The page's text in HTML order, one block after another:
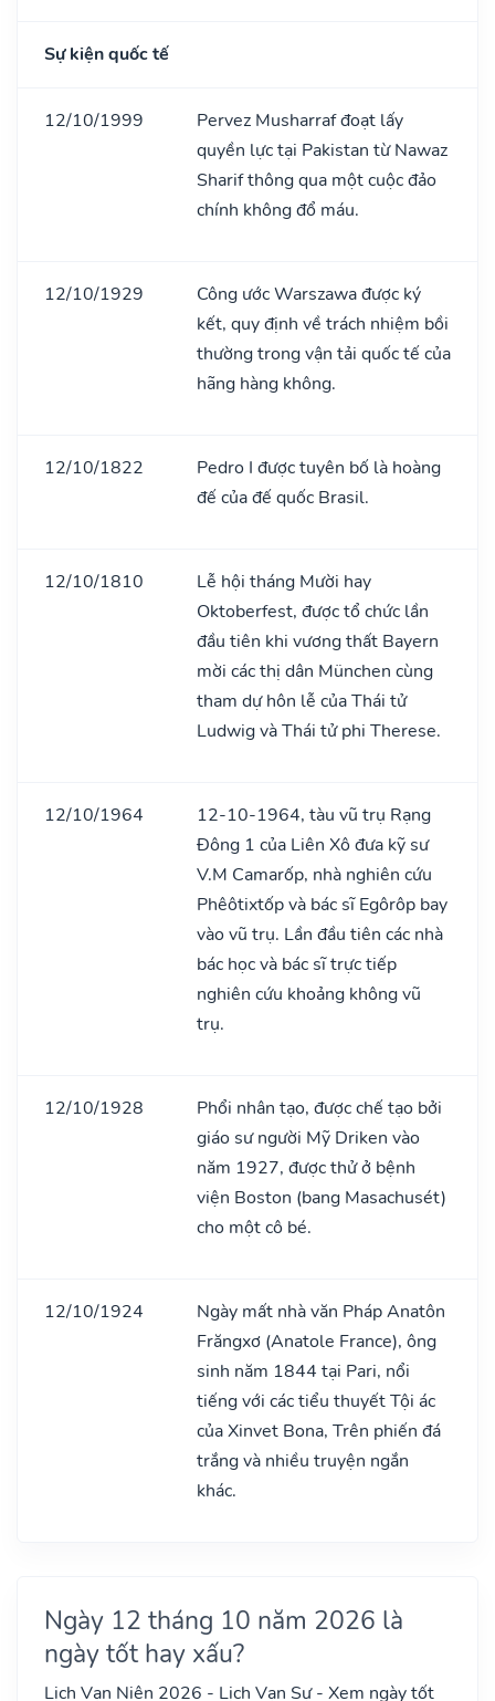
Sự kiện quốc tế
12/10/1999
Pervez Musharraf đoạt lấy
quyền lực tại Pakistan từ Nawaz
Sharif thông qua một cuộc đảo
chính không đổ máu.
12/10/1929
Công ước Warszawa được ký
kết, quy định về trách nhiệm bồi
thường trong vận tải quốc tế của
hãng hàng không.
12/10/1822
Pedro I được tuyên bố là hoàng
đế của đế quốc Brasil.
12/10/1810
Lễ hội tháng Mười hay
Oktoberfest, được tổ chức lần
đầu tiên khi vương thất Bayern
mời các thị dân München cùng
tham dự hôn lễ của Thái tử
Ludwig và Thái tử phi Therese.
12/10/1964
12-10-1964, tàu vũ trụ Rạng
Đông 1 của Liên Xô đưa kỹ sư
V.M Camarốp, nhà nghiên cứu
Phêôtixtốp và bác sĩ Egôrôp bay
vào vũ trụ. Lần đầu tiên các nhà
bác học và bác sĩ trực tiếp
nghiên cứu khoảng không vũ
trụ.
12/10/1928
Phổi nhân tạo, được chế tạo bởi
giáo sư người Mỹ Driken vào
năm 1927, được thử ở bệnh
viện Boston (bang Masachusét)
cho một cô bé.
12/10/1924
Ngày mất nhà văn Pháp Anatôn
Frăngxơ (Anatole France), ông
sinh năm 1844 tại Pari, nổi
tiếng với các tiểu thuyết Tội ác
của Xinvet Bona, Trên phiến đá
trắng và nhiều truyện ngắn
khác.
Ngày 12 tháng 10 năm 2026 là
ngày tốt hay xấu?
Lịch Vạn Niên 2026 - Lịch Vạn Sự - Xem ngày tốt